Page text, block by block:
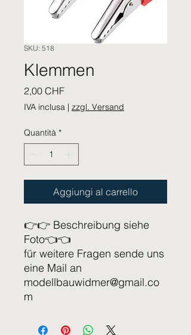
SKU: 518
Klemmen
2,00 CHFPrezzo
IVA inclusa | zzgl. Versand
Quantità *
Aggiungi al carrello
👉👉 Beschreibung siehe
Foto👈👈
für weitere Fragen sende uns
eine Mail an
modellbauwidmer@gmail.co
m